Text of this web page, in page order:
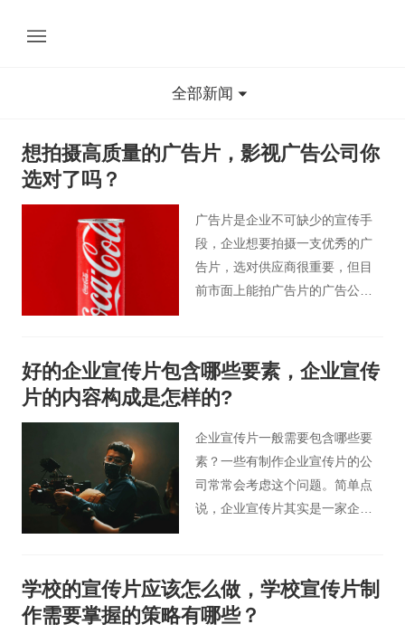
全部新闻
想拍摄高质量的广告片，影视广告公司你
选对了吗？
广告片是企业不可缺少的宣传手
段，企业想要拍摄一支优秀的广
告片，选对供应商很重要，但目
前市面上能拍广告片的广告公司
司呢？
好的企业宣传片包含哪些要素，企业宣传
片的内容构成是怎样的?
企业宣传片一般需要包含哪些要
素？一些有制作企业宣传片的公
司常常会考虑这个问题。简单点
说，企业宣传片其实是一家企业
家说下企业宣传片到底应该包含
哪些要素以及企业宣传片内容构
成是怎样的。
学校的宣传片应该怎么做，学校宣传片制
作需要掌握的策略有哪些？